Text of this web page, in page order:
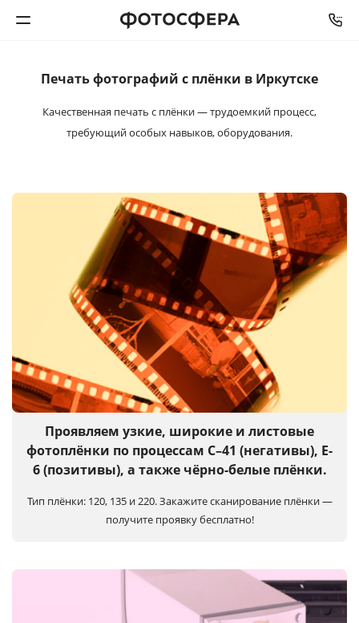
Печать фото
Интерьерная печать
Багетная мастерская
Услуги и сервис
Печать фотографий с плёнки в Иркутске
Качественная печать с плёнки — трудоемкий процесс,
требующий особых навыков, оборудования.
Проявляем узкие, широкие и листовые
фотоплёнки по процессам C–41 (негативы), E-
6 (позитивы), а также чёрно-белые плёнки.
Тип плёнки: 120, 135 и 220.Закажите сканирование плёнки —
получите проявку бесплатно!